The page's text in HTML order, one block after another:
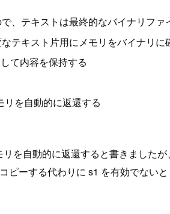
、テキストは最終的なバイナリファ
テキスト片用にメモリをバイナリ
て内容を保持する
を自動的に返還する
を自動的に返還すると書きました
ーする代わりに s1 を有効でないと